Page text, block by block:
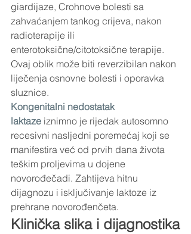
giardijaze, Crohnove bolesti sa
zahvaćanjem tankog crijeva, nakon
radioterapije ili
enterotoksične/citotoksične terapije.
Ovaj oblik može biti reverzibilan nakon
liječenja osnovne bolesti i oporavka
sluznice.
Kongenitalni nedostatak
laktaze iznimno je rijedak autosomno
recesivni nasljedni poremećaj koji se
manifestira već od prvih dana života
teškim proljevima u dojene
novorođečadi. Zahtijeva hitnu
dijagnozu i isključivanje laktoze iz
prehrane novorođenčeta.
Klinička slika i dijagnostika